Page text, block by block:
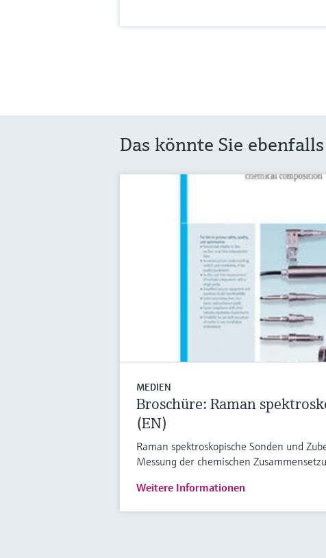
Das könnte Sie
MEDIEN
Broschüre: Raman
(EN)
Raman spektroskopische Sonden und
Messung der chemischen
Weitere Informationen